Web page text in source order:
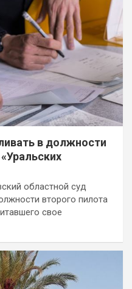
в должности
областной суд
второго пилота
свое